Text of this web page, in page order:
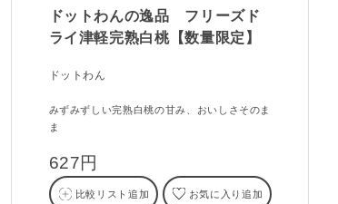
ドットわんの逸品 フリーズド
ライ津軽完熟白桃【数量限定】
ドットわん
みずみずしい完熟白桃の甘み、おいしさそのま
ま
627円
比較リスト追加 お気に入り追加